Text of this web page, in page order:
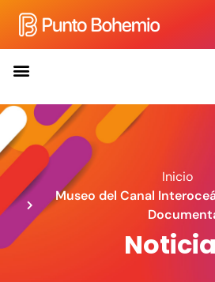
Inicio
Museo del Canal